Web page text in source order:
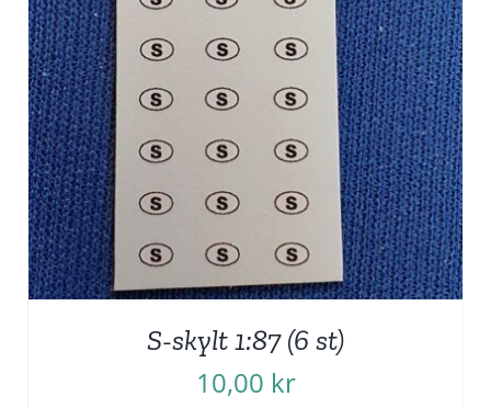
S-skylt 1:87 (6 st)
10,00 kr